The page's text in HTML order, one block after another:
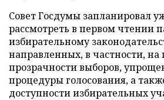
Совет Госдумы запланировал
рассмотреть в первом чтении
избирательному
направленных, в частности,
прозрачности выборов,
процедуры голосования, а
доступности избирательных